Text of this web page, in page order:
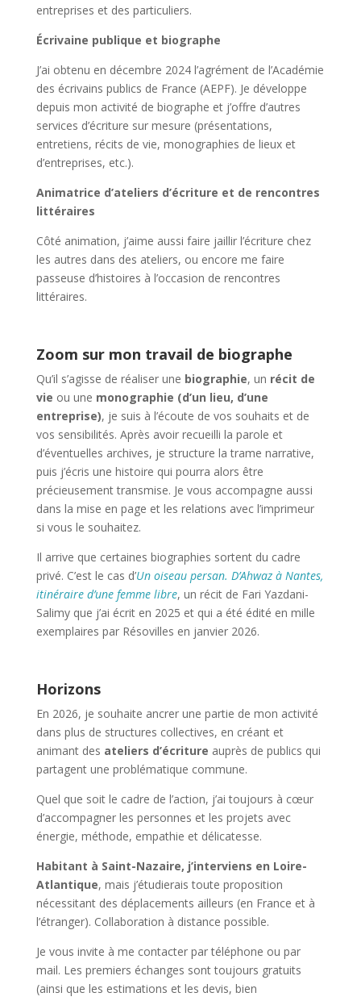
entreprises et des particuliers.
Écrivaine publique et biographe
J’ai obtenu en décembre 2024 l’agrément de l’Académie
des écrivains publics de France (AEPF). Je développe
depuis mon activité de biographe et j’offre d’autres
services d’écriture sur mesure (présentations,
entretiens, récits de vie, monographies de lieux et
d’entreprises, etc.).
Animatrice d’ateliers d’écriture et de rencontres
littéraires
Côté animation, j’aime aussi faire jaillir l’écriture chez
les autres dans des ateliers, ou encore me faire
passeuse d’histoires à l’occasion de rencontres
littéraires.
Zoom sur mon travail de biographe
Qu’il s’agisse de réaliser une biographie, un récit de
vie ou une monographie (d’un lieu, d’une
entreprise), je suis à l’écoute de vos souhaits et de
vos sensibilités. Après avoir recueilli la parole et
d’éventuelles archives, je structure la trame narrative,
puis j’écris une histoire qui pourra alors être
précieusement transmise. Je vous accompagne aussi
dans la mise en page et les relations avec l’imprimeur
si vous le souhaitez.
Il arrive que certaines biographies sortent du cadre
privé. C’est le cas d’Un oiseau persan. D’Ahwaz à Nantes,
itinéraire d’une femme libre, un récit de Fari Yazdani-
Salimy que j’ai écrit en 2025 et qui a été édité en mille
exemplaires par Résovilles en janvier 2026.
Horizons
En 2026, je souhaite ancrer une partie de mon activité
dans plus de structures collectives, en créant et
animant des ateliers d’écriture auprès de publics qui
partagent une problématique commune.
Quel que soit le cadre de l’action, j’ai toujours à cœur
d’accompagner les personnes et les projets avec
énergie, méthode, empathie et délicatesse.
Habitant à Saint-Nazaire, j’interviens en Loire-
Atlantique, mais j’étudierais toute proposition
nécessitant des déplacements ailleurs (en France et à
l’étranger). Collaboration à distance possible.
Je vous invite à me contacter par téléphone ou par
mail. Les premiers échanges sont toujours gratuits
(ainsi que les estimations et les devis, bien